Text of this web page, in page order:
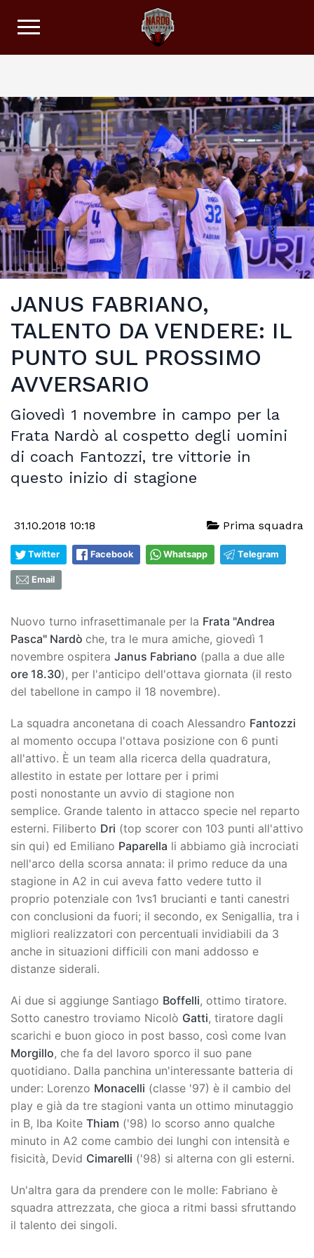
JANUS FABRIANO,
TALENTO DA VENDERE: IL
PUNTO SUL PROSSIMO
AVVERSARIO
Giovedì 1 novembre in campo per la
Frata Nardò al cospetto degli uomini
di coach Fantozzi, tre vittorie in
questo inizio di stagione
31.10.2018 10:18 Prima squadra
Twitter Facebook Whatsapp Telegram
Email
Nuovo turno infrasettimanale per la Frata "Andrea
Pasca" Nardò che, tra le mura amiche, giovedì 1
novembre ospitera Janus Fabriano (palla a due alle
ore 18.30), per l'anticipo dell'ottava giornata (il resto
del tabellone in campo il 18 novembre).
La squadra anconetana di coach Alessandro Fantozzi
al momento occupa l'ottava posizione con 6 punti
all'attivo. È un team alla ricerca della quadratura,
allestito in estate per lottare per i primi
posti nonostante un avvio di stagione non
semplice. Grande talento in attacco specie nel reparto
esterni. Filiberto Dri (top scorer con 103 punti all'attivo
sin qui) ed Emiliano Paparella li abbiamo già incrociati
nell'arco della scorsa annata: il primo reduce da una
stagione in A2 in cui aveva fatto vedere tutto il
proprio potenziale con 1vs1 brucianti e tanti canestri
con conclusioni da fuori; il secondo, ex Senigallia, tra i
migliori realizzatori con percentuali invidiabili da 3
anche in situazioni difficili con mani addosso e
distanze siderali.
Ai due si aggiunge Santiago Boffelli, ottimo tiratore.
Sotto canestro troviamo Nicolò Gatti, tiratore dagli
scarichi e buon gioco in post basso, così come Ivan
Morgillo, che fa del lavoro sporco il suo pane
quotidiano. Dalla panchina un'interessante batteria di
under: Lorenzo Monacelli (classe '97) è il cambio del
play e già da tre stagioni vanta un ottimo minutaggio
in B, Iba Koite Thiam ('98) lo scorso anno qualche
minuto in A2 come cambio dei lunghi con intensità e
fisicità, Devid Cimarelli ('98) si alterna con gli esterni.
Un'altra gara da prendere con le molle: Fabriano è
squadra attrezzata, che gioca a ritmi bassi sfruttando
il talento dei singoli.